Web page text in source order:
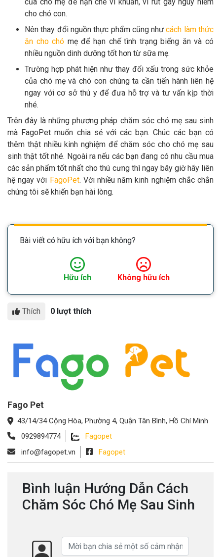
của chó mẹ để hạn chế vi khuẩn, vi rút gây nguy hiểm
cho chó con.
Nên thay đổi nguồn thực phẩm cũng nhưcách làm thức
ăn cho chó mẹ để hạn chế tình trạng biếng ăn và có
nhiều nguồn dinh dưỡng tốt hơn từ sữa mẹ.
Trường hợp phát hiện như thay đổi xấu trong sức khỏe
của chó mẹ và chó con chúng ta cần tiến hành liên hệ
ngay với cơ sở thú y để đưa hỗ trợ và tư vấn kịp thời
nhé.
Trên đây là những phương pháp chăm sóc chó mẹ sau sinh
mà FagoPet muốn chia sẻ với các bạn. Chúc các bạn có
thêm thật nhiều kinh nghiệm để chăm sóc cho chó mẹ sau
sinh thật tốt nhé. Ngoài ra nếu các bạn đang có nhu cầu mua
các sản phẩm tốt nhất cho thú cưng thì ngay bây giờ hãy liên
hệ ngay với FagoPet. Với nhiều năm kinh nghiệm chắc chắn
chúng tôi sẽ khiến bạn hài lòng.
Bài viết có hữu ích với bạn không?
Hữu ích Không hữu ích
Thích 0 lượt thích
Fago Pet
43/14/34 Cộng Hòa, Phường 4, Quận Tân Bình, Hồ Chí Minh
0929894774
Fagopet
info@fagopet.vn
Fagopet
Bình luận Hướng Dẫn Cách
Chăm Sóc Chó Mẹ Sau Sinh